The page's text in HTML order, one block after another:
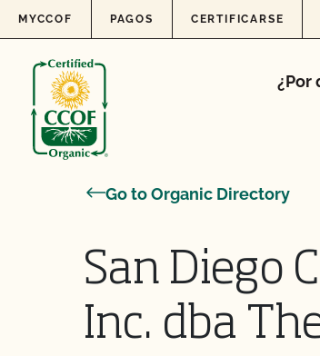
Skip to content
MYCCOF PAGOS CERTIFICARSE
¿Por
Go to Organic Directory
San Diego
Inc. dba